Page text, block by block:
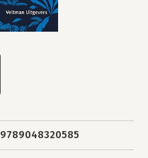
9789048320585